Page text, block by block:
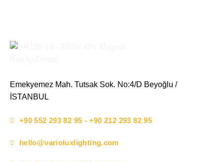
Emekyemez Mah. Tutsak Sok. No:4/D Beyoğlu /
İSTANBUL
+90 552 293 82 95 - +90 212 293 82 95
hello@varioluxlighting.com